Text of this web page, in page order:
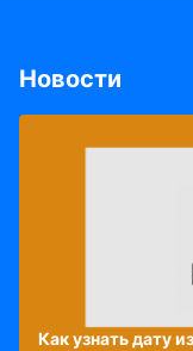
Новости
Как узнать дату